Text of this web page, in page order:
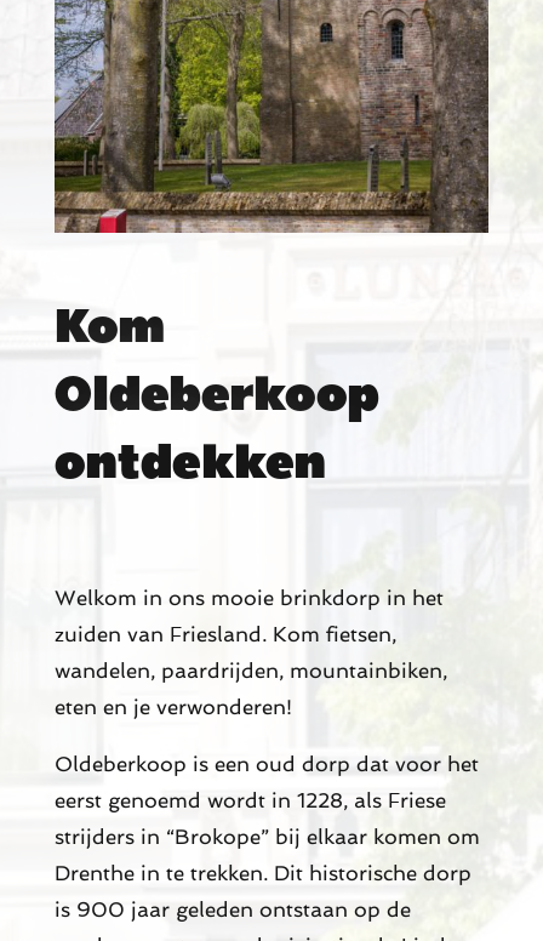
Kom
Oldeberkoop
ontdekken
Welkom in ons mooie brinkdorp in het
zuiden van Friesland. Kom fietsen,
wandelen, paardrijden, mountainbiken,
eten en je verwonderen!
Oldeberkoop is een oud dorp dat voor het
eerst genoemd wordt in 1228, als Friese
strijders in “Brokope” bij elkaar komen om
Drenthe in te trekken. Dit historische dorp
is 900 jaar geleden ontstaan op de